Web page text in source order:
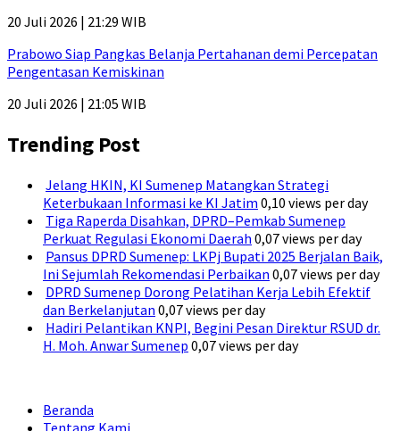
20 Juli 2026 | 21:29 WIB
Prabowo Siap Pangkas Belanja Pertahanan demi Percepatan
Pengentasan Kemiskinan
20 Juli 2026 | 21:05 WIB
Trending Post
Jelang HKIN, KI Sumenep Matangkan Strategi
Keterbukaan Informasi ke KI Jatim 0,10 views per day
Tiga Raperda Disahkan, DPRD–Pemkab Sumenep
Perkuat Regulasi Ekonomi Daerah 0,07 views per day
Pansus DPRD Sumenep: LKPj Bupati 2025 Berjalan Baik,
Ini Sejumlah Rekomendasi Perbaikan 0,07 views per day
DPRD Sumenep Dorong Pelatihan Kerja Lebih Efektif
dan Berkelanjutan 0,07 views per day
Hadiri Pelantikan KNPI, Begini Pesan Direktur RSUD dr.
H. Moh. Anwar Sumenep 0,07 views per day
Beranda